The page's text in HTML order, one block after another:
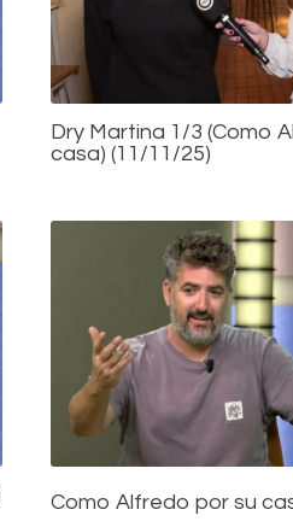
Dry Martina 1/3 (Como
casa) (11/11/25)
Como Alfredo por su